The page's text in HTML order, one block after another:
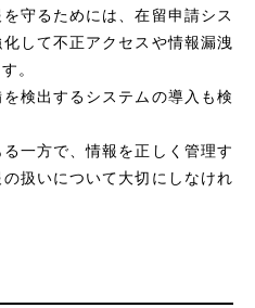
守るためには、在留申請シス
して不正アクセスや情報漏洩
。
検出するシステムの導入も検
一方で、情報を正しく管理す
扱いについて大切にしなけれ